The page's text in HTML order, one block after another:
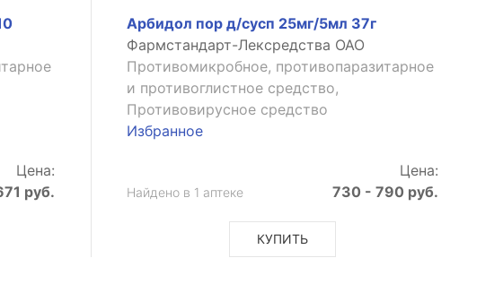
Цена:
руб.
Арбидол пор д/сусп 25мг/5мл 37г
Фармстандарт-Лексредства ОАО
Противомикробное, противопаразитарное
и противоглистное средство,
Противовирусное средство
Избранное
Цена:
Найдено в 1 аптеке 730 - 790 руб.
КУПИТЬ